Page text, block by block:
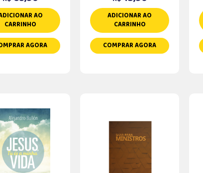
AO
CARRINHO
AGORA
ADICIONAR AO
CARRINHO
COMPRAR AGORA